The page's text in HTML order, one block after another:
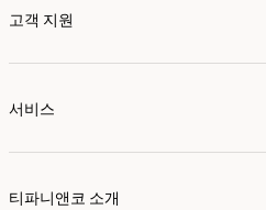
고객 지원
서비스
티파니앤코 소개